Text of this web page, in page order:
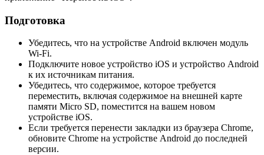
Подготовка
Убедитесь, что на устройстве Android включен модуль
Wi-Fi.
Подключите новое устройство iOS и устройство Android
к их источникам питания.
Убедитесь, что содержимое, которое требуется
переместить, включая содержимое на внешней карте
памяти Micro SD, поместится на вашем новом
устройстве iOS.
Если требуется перенести закладки из браузера Chrome,
обновите Chrome на устройстве Android до последней
версии.